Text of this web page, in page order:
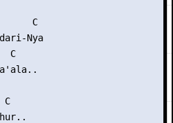
C
Nya
C
C